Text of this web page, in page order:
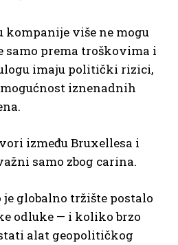
kompanije više ne mogu
prema troškovima i
imaju politički rizici,
iznenadnih
između Bruxellesa i
samo zbog carina.
globalno tržište postalo
odluke — i koliko brzo
alat geopolitičkog